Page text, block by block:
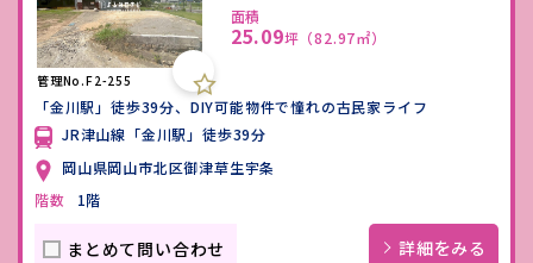
管理No.F2-255
面積
25.09坪 （82.97㎡）
「金川駅」徒歩39分、DIY可能物件で憧れの古民家ライフ
JR津山線「金川駅」徒歩39分
岡山県岡山市北区御津草生宇条
階数
1階
まとめて問い合わせ 詳細をみる